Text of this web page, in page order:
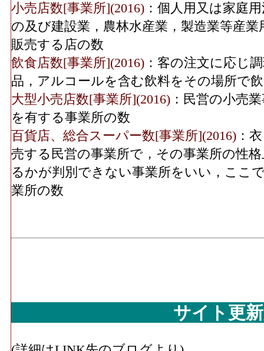
無店舗･年間商品販売額
(2016)
79[百
無店舗･事業所数(2016)
無店舗･従業員数(2016)
実、食肉、鮮魚、酒、菓子・パン、他)」
飲食料･従業員数[人](2016)：「飲食料品小
実、食肉、鮮魚、酒、菓子・パン、他)」
飲食料･売り場面積[㎡](2016)：「飲食料品
果実、食肉、鮮魚、酒、菓子・パン、他)
使用する売場の延床面積
機械器具･年間商品販売額[百万円](2016)
具小売業」 の事業所における有体商品の
機械器具･事業所数(2016)
：「自動車、自
営む事業所の数
機械器具･従業員数[人](2016)
具、スポーツ用品・がん具・娯楽用品・
鏡、他)」 の事業所における有体商品の年
その他･事業所数(2016)：「その他小売業(
小売店数[事業所](2016) ：個人用又は家庭
の及び建設業，農林水産業，製造業等産
販売する店の数
飲食店数[事業所](2016) ：客の注文に応じ
品，アルコールを含む飲料をその場所で
大型小売店数[事業所](2016) ：民営の小売
を有する事業所の数
百貨店、総合スーパー数[事業所](2016) ：
売する民営の事業所で，その事業所の性
るかが判別できない事業所をいい，ここ
業所の数
サイト更